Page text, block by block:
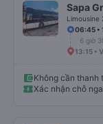
Sapa
Limousine
06:45 •
6 giờ
13:15 •
Không cần thanh
Xác nhận chỗ